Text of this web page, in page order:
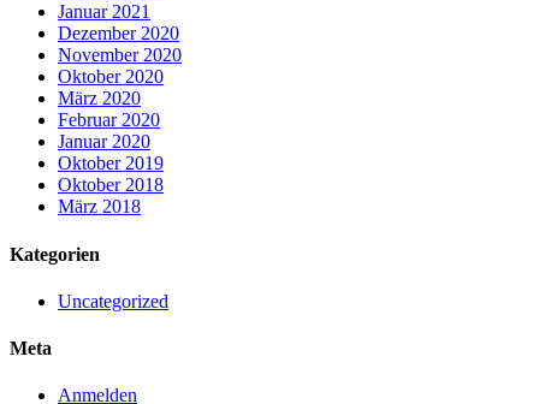
Januar 2021
Dezember 2020
November 2020
Oktober 2020
März 2020
Februar 2020
Januar 2020
Oktober 2019
Oktober 2018
März 2018
Kategorien
Uncategorized
Meta
Anmelden